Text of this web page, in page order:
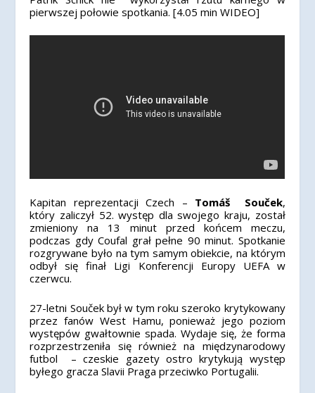
pierwszej połowie spotkania. [4.05 min WIDEO]
Kapitan reprezentacji Czech – Tomáš Souček,
który zaliczył 52. występ dla swojego kraju, został
zmieniony na 13 minut przed końcem meczu,
podczas gdy Coufal grał pełne 90 minut. Spotkanie
rozgrywane było na tym samym obiekcie, na którym
odbył się finał Ligi Konferencji Europy UEFA w
czerwcu.
27-letni Souček był w tym roku szeroko krytykowany
przez fanów West Hamu, ponieważ jego poziom
występów gwałtownie spada. Wydaje się, że forma
rozprzestrzeniła się również na międzynarodowy
futbol – czeskie gazety ostro krytykują występ
byłego gracza Slavii Praga przeciwko Portugalii.